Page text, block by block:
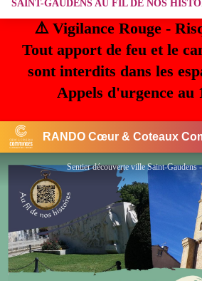
⚠️ Vigilance Rouge -
Tout apport de feu et le
sont interdits dans les
Appels d'urgence au
RANDO Cœur & Coteaux
SAINT-GAUDENS AU FIL DE NOS